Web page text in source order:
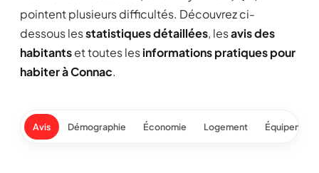
pointent plusieurs difficultés. Découvrez ci-
dessous lesstatistiques détaillées, lesavis des
habitantset toutes lesinformations pratiques pour
habiter à Connac.
Avis Démographie Économie Logement